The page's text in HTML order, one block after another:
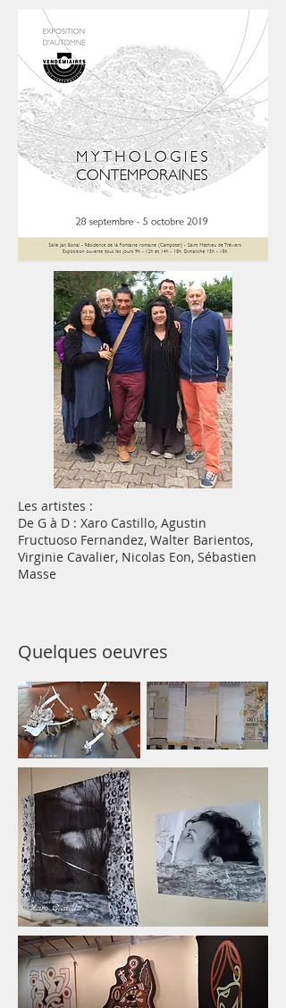
Les artistes :
De G à D : Xaro Castillo, Agustin
Fructuoso Fernandez, Walter Barientos,
Virginie Cavalier, Nicolas Eon, Sébastien
Masse
Quelques oeuvres
Virginie Cavalier
Walter Barientos
Xaro Castillo